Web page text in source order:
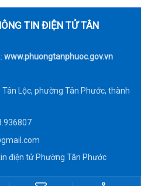
TIN ĐIỆN TỬ TÂN
www.phuongtanphuoc.gov.vn
Tân Lộc, phường Tân Phước, thành
điện tử Phường Tân Phước